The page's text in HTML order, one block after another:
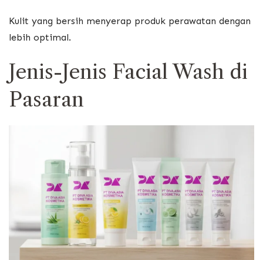
Kulit yang bersih menyerap produk perawatan dengan
lebih optimal.
Jenis-Jenis Facial Wash di
Pasaran